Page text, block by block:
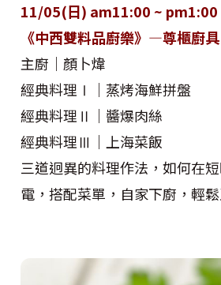
11/05(日) am11:00 ~ pm1:00
《中西雙料品廚樂》—尊櫃廚
主廚｜顏卜煒
經典料理Ⅰ｜蒸烤海鮮拼盤
經典料理Ⅱ｜醬爆肉絲
經典料理Ⅲ｜上海菜飯
三道迥異的料理作法，如何在
電，搭配菜單，自家下廚，輕鬆